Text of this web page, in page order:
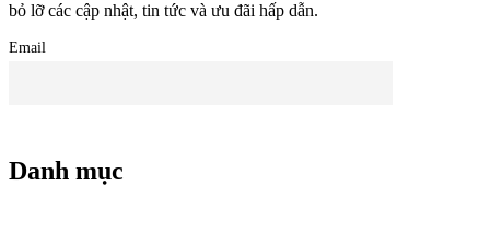
bỏ lỡ các cập nhật, tin tức và ưu đãi hấp dẫn.
Email
Danh mục